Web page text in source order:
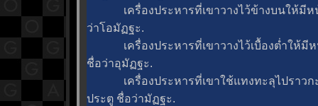
เครื่องประหารที่เขาวางไว้ข้างบนให้มีหน้
ว่าโอมัฏฐะ.
เครื่องประหารที่เขาวางไว้เบื้องต่ำให้มีห
ชื่อว่าอุมัฏฐะ.
เครื่องประหารที่เขาใช้แทงทะลุไปราวก
ประตู ชื่อว่ามัฏฐะ.